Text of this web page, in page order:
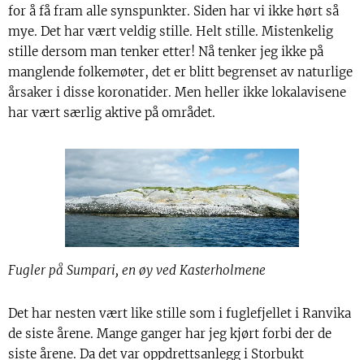
for å få fram alle synspunkter. Siden har vi ikke hørt så
mye. Det har vært veldig stille. Helt stille. Mistenkelig
stille dersom man tenker etter! Nå tenker jeg ikke på
manglende folkemøter, det er blitt begrenset av naturlige
årsaker i disse koronatider. Men heller ikke lokalavisene
har vært særlig aktive på området.
Fugler på Sumpari, en øy ved Kasterholmene
Det har nesten vært like stille som i fuglefjellet i Ranvika
de siste årene. Mange ganger har jeg kjørt forbi der de
siste årene. Da det var oppdrettsanlegg i Storbukt